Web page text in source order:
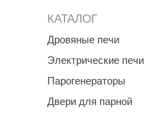
КАТАЛОГ
Дровяные печи
Электрические печи
Парогенераторы
Двери для парной